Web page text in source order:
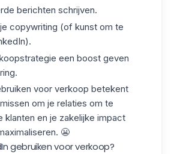
berichten schrijven.
copywriting (of kunst om te
een boost geven
voor verkoop betekent
om je relaties om te
klanten en je zakelijke impact
😬
gebruiken voor verkoop?